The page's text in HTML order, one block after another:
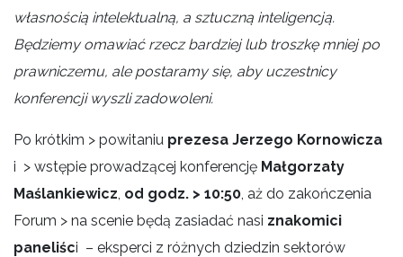
własnością intelektualną, a sztuczną inteligencją.
Będziemy omawiać rzecz bardziej lub troszkę mniej po
prawniczemu, ale postaramy się, aby uczestnicy
konferencji wyszli zadowoleni.
Po krótkim > powitaniu prezesa Jerzego Kornowicza
i > wstępie prowadzącej konferencję Małgorzaty
Maślankiewicz, od godz. > 10:50, aż do zakończenia
Forum > na scenie będą zasiadać nasi znakomici
paneliści – eksperci z różnych dziedzin sektorów